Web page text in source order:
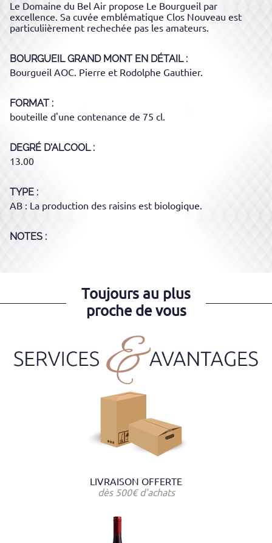
Le Domaine du Bel Air propose Le Bourgueil par
excellence. Sa cuvée emblématique Clos Nouveau est
particuliièrement rechechée pas les amateurs.
BOURGUEIL GRAND MONTEN DÉTAIL :
Bourgueil AOC. Pierre et Rodolphe Gauthier.
FORMAT
bouteille d'une contenance de 75 cl.
DEGRÉ D'ALCOOL
13.00
TYPE
AB : La production des raisins est biologique.
NOTES :
Toujours au plus
proche de vous
LIVRAISON OFFERTE
dès 500€ d'achats